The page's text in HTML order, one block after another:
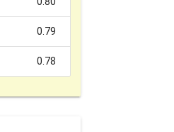
0.79
0.78